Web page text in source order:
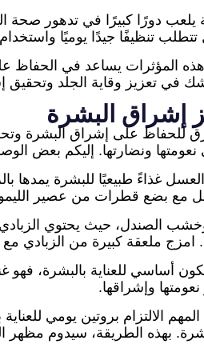
دورًا كبيرًا في تدهور صحة
تنظيفًا جيدًا يوميًا
المؤثرات يساعد في الحفاظ
في تعزيز وقاية الجلد وتحقيق
إشراق البشرة
للحفاظ على إشراق
ونضارتها. إليكم بعض
غذاءً طبيعيًا للبشرة
الصندل، حيث يحتوي
ملعقة كبيرة من الزبادي مع نصف
أساسي للعناية بالبشرة،
وإشراقها.
المهم الالتزام بروتين يومي
بهذه الطريقة، سيدوم مظهر